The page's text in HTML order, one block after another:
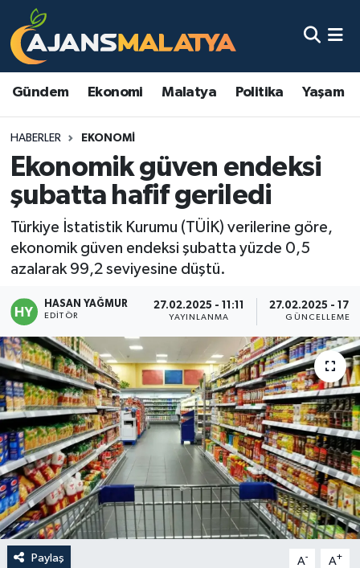
Gündem Ekonomi Malatya Politika Yaşam
HABERLER EKONOMI
Ekonomik güven endeksi
şubatta hafif geriledi
Türkiye İstatistik Kurumu (TÜİK) verilerine göre,
ekonomik güven endeksi şubatta yüzde 0,5
azalarak 99,2 seviyesine düştü.
HASAN YAĞMUR
EDITÖR
27.02.2025 - 11:11
YAYINLANMA
27.02.2025 -
GÜNCELLEME
Paylaş A- A+
Asayiş
Eğitim
Ekonomi
Gündem
Kadın
Kültür & Sanat
Magazin
Politika
Sağlık
Spor
Teknoloji
Yaşam
Malatya Nöbetçi Eczaneler
Malatya Namaz Vakitleri
Malatya Trafik Yoğunluk Haritası
TFF 3.Lig 2.Grup Puan Durumu ve Fikstür
Tüm Manşetler
Son Dakika Haberleri
Haber Arşivi